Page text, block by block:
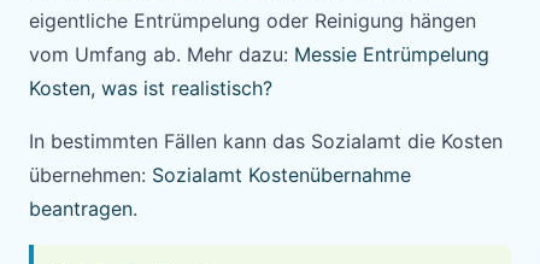
eigentliche Entrümpelung oder Reinigung hängen
vom Umfang ab. Mehr dazu: Messie Entrümpelung
Kosten, was ist realistisch?
In bestimmten Fällen kann das Sozialamt die Kosten
übernehmen: Sozialamt Kostenübernahme
beantragen.